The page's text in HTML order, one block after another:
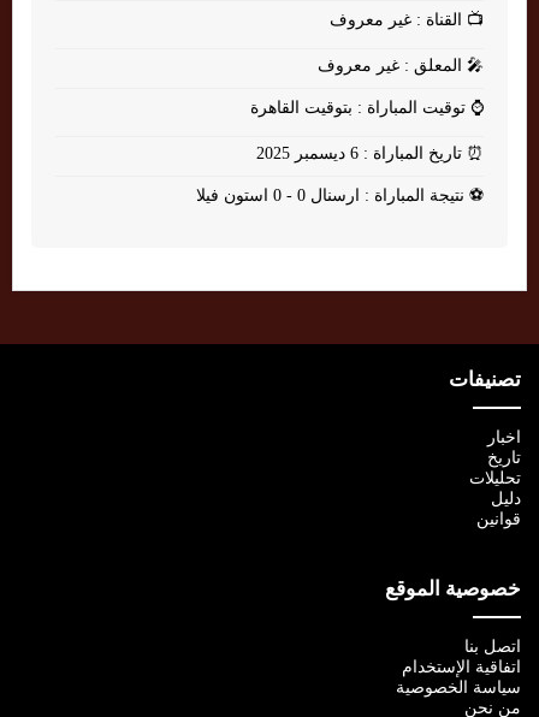
📺 القناة : غير معروف
🎤 المعلق : غير معروف
⌚ توقيت المباراة : بتوقيت القاهرة
⏰ تاريخ المباراة : 6 ديسمبر 2025
⚽ نتيجة المباراة : ارسنال 0 - 0 استون فيلا
تصنيفات
اخبار
تاريخ
تحليلات
دليل
قوانين
خصوصية الموقع
اتصل بنا
اتفاقية الإستخدام
سياسة الخصوصية
من نحن